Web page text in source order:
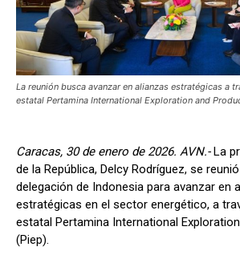
La reunión busca avanzar en alianzas estratégicas a
estatal Pertamina International Exploration and
Caracas, 30 de enero de 2026. AVN.-La
de la República, Delcy Rodríguez, se
delegación de Indonesia para avanzar en
estratégicas en el sector energético, a
estatal Pertamina International
(Piep).